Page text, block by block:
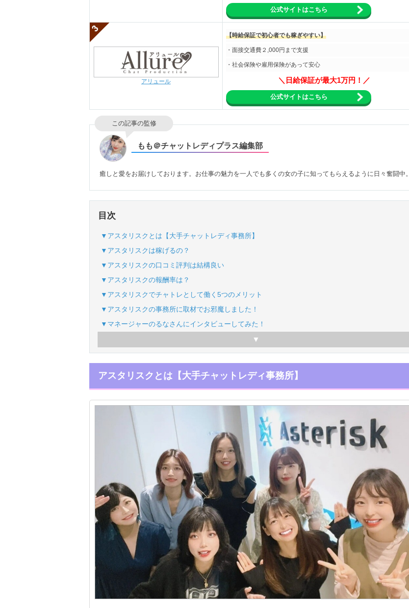
公式サイトはこちら
アリュール
【時給保証で初心者でも稼ぎやすい】
・面接交通費２,000円まで支援
・社会保険や雇用保険があって安心
＼日給保証が最大1万円！／
公式サイトはこちら
この記事の監修
もも＠チャットレディプラス編集部
癒しと愛をお届けしております。お仕事の魅力を一人でも多くの女の子に知ってもらえるように日々奮闘中。
目次
▼アスタリスクとは【大手チャットレディ事務所】
▼アスタリスクは稼げるの？
▼アスタリスクの口コミ評判は結構良い
▼アスタリスクの報酬率は？
▼アスタリスクでチャトレとして働く5つのメリット
▼アスタリスクの事務所に取材でお邪魔しました！
▼マネージャーのるなさんにインタビューしてみた！
アスタリスクとは【大手チャットレディ事務所】